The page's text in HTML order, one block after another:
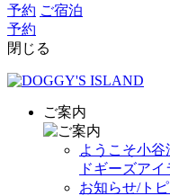
予約 ご宿泊
予約
閉じる
ご案内
ようこそ小谷
ドギーズア
お知らせ/ト